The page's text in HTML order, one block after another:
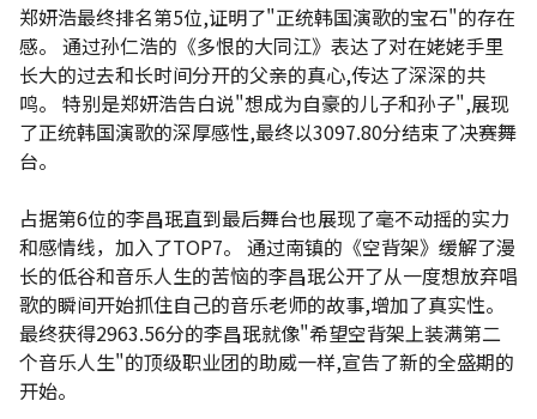
郑妍浩最终排名第5位,证明了"正统韩国演歌的宝石"的存在
感。 通过孙仁浩的《多恨的大同江》表达了对在姥姥手里
长大的过去和长时间分开的父亲的真心,传达了深深的共
鸣。 特别是郑妍浩告白说"想成为自豪的儿子和孙子",展现
了正统韩国演歌的深厚感性,最终以3097.80分结束了决赛舞
台。
占据第6位的李昌珉直到最后舞台也展现了毫不动摇的实力
和感情线，加入了TOP7。 通过南镇的《空背架》缓解了漫
长的低谷和音乐人生的苦恼的李昌珉公开了从一度想放弃唱
歌的瞬间开始抓住自己的音乐老师的故事,增加了真实性。
最终获得2963.56分的李昌珉就像"希望空背架上装满第二
个音乐人生"的顶级职业团的助威一样,宣告了新的全盛期的
开始。